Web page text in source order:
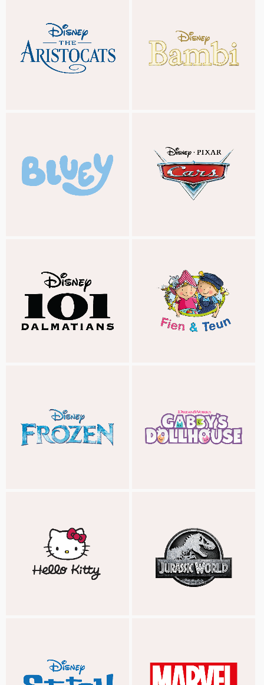
LOS ARISTÓCRATAS BAMBI
BLUEY CARS
101 DALMATIANS FIEN & TEUN
FROZEN II
HELLO KITTY